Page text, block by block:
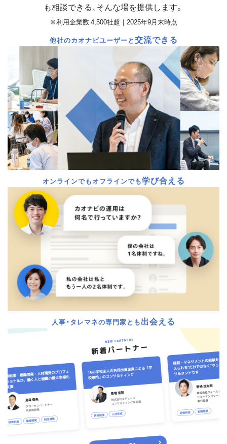
も相談できる、そんな場を提供します。
※利用企業数 4,500社超｜2025年9月末時点
他社のカオナビユーザーと交流できる
オンラインでもオフラインでも学び合える
人事・タレマネの専門家とも出会える